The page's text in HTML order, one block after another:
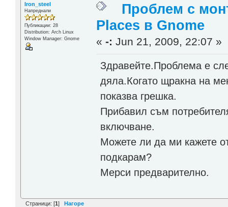
Iron_steel
Напреднали
Публикации: 28
Distribution: Arch Linux
Window Manager: Gnome
Проблем с
Places в Gnome
«-: Jun 21, 2009, 22:07 »
Здравейте.Проблема е
дяла.Когато щракна на
показва грешка.
Прибавил съм
включване.
Можете ли да ми кажете
подкарам?
Мерси предварително.
Страници: [1] Нагоре